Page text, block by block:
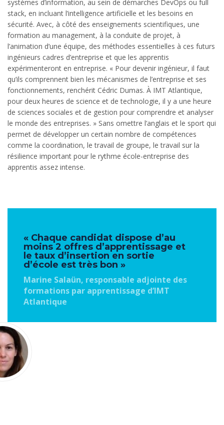
systèmes d’information, au sein de démarches DevOps ou full
stack, en incluant l’intelligence artificielle et les besoins en
sécurité. Avec, à côté des enseignements scientifiques, une
formation au management, à la conduite de projet, à
l’animation d’une équipe, des méthodes essentielles à ces futurs
ingénieurs cadres d’entreprise et que les apprentis
expérimenteront en entreprise. « Pour devenir ingénieur, il faut
qu’ils comprennent bien les mécanismes de l’entreprise et ses
fonctionnements, renchérit Cédric Dumas. À IMT Atlantique,
pour deux heures de science et de technologie, il y a une heure
de sciences sociales et de gestion pour comprendre et analyser
le monde des entreprises. » Sans omettre l’anglais et le sport qui
permet de développer un certain nombre de compétences
comme la coordination, le travail de groupe, le travail sur la
résilience important pour le rythme école-entreprise des
apprentis assez intense.
« Chaque candidat dispose d’au
moins 2 offres d’apprentissage et
le taux d’insertion en sortie
d’école est très bon »
Marine Salaün, responsable adjointe des
formations par apprentissage d’IMT
Atlantique